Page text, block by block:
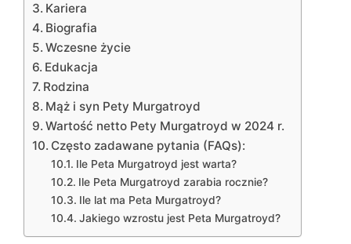
Kariera
Biografia
Wczesne życie
Edukacja
Rodzina
Mąż i syn Pety Murgatroyd
Wartość netto Pety Murgatroyd w 2024 r.
Często zadawane pytania (FAQs):
Ile Peta Murgatroyd jest warta?
Ile Peta Murgatroyd zarabia rocznie?
Ile lat ma Peta Murgatroyd?
Jakiego wzrostu jest Peta Murgatroyd?